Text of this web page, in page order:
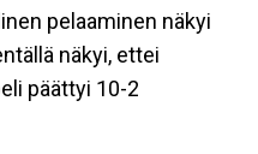
pelaaminen näkyi
näkyi, ettei
päättyi 10-2